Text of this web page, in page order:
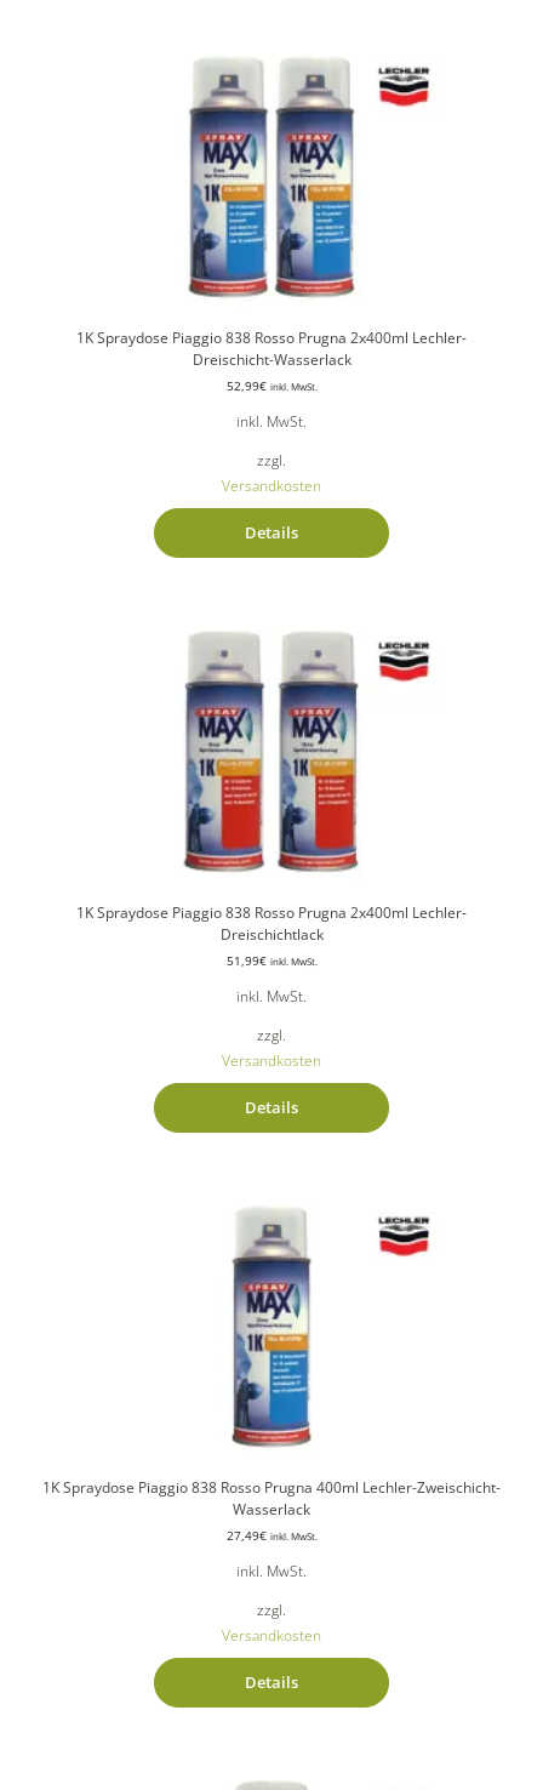
1K Spraydose Piaggio 838 Rosso Prugna 2x400ml Lechler-
Dreischicht-Wasserlack
52,99€ inkl. MwSt.
inkl. MwSt.
zzgl.
Versandkosten
Details
1K Spraydose Piaggio 838 Rosso Prugna 2x400ml Lechler-
Dreischichtlack
51,99€ inkl. MwSt.
inkl. MwSt.
zzgl.
Versandkosten
Details
1K Spraydose Piaggio 838 Rosso Prugna 400ml Lechler-Zweischicht-
Wasserlack
27,49€ inkl. MwSt.
inkl. MwSt.
zzgl.
Versandkosten
Details